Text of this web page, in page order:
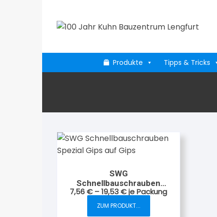
springen
Produkte Tipps & Tricks
SWG
Schnellbauschrauben
Spezial Gips auf Gips
7,56€–19,53€je Packung
ZUM PRODUKT...
Dieses